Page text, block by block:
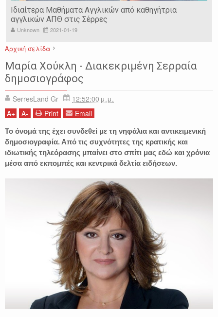
Ιδιαίτερα Μαθήματα Αγγλικών από καθηγήτρια
αγγλικών ΑΠΘ στις Σέρρες
Unknown 2021-01-19
Αρχική σελίδα
ΔΗΜΟΣΙΟΓΡΑΦΟΣ
ΔΙΑΣΗΜΟΙ ΣΕΡΡΑΙΟΙ
ΜΑΡΙΑ ΧΟΥΚΛΗ
ΣΕΡΡΕΣ
ΤΗΛΕΟΠΤΙΚΑ ΠΡΟΣΩΠΑ
Μαρία Χούκλη - Διακεκριμένη Σερραία
δημοσιογράφος
SerresLand Gr
12:52:00 μ.μ.
A+ A- Print Email
Το όνομά της έχει συνδεθεί με τη νηφάλια και αντικειμενική
δημοσιογραφία. Από τις συχνότητες της κρατικής και
ιδιωτικής τηλεόρασης μπαίνει στο σπίτι μας εδώ και χρόνια
μέσα από εκπομπές και κεντρικά δελτία ειδήσεων.
Ikaroi B.C.